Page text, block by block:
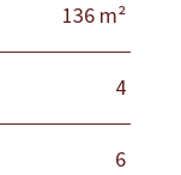
136 m²
4
6